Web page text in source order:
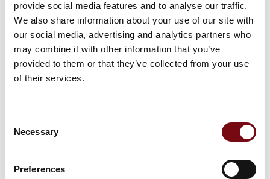
provide social media features and to analyse our traffic.
We also share information about your use of our site with
our social media, advertising and analytics partners who
may combine it with other information that you’ve
provided to them or that they’ve collected from your use
of their services.
Selection
Necessary
Preferences
ODU fiberoptiske forbindelser
ODU kundespecifikke stikforbindelser